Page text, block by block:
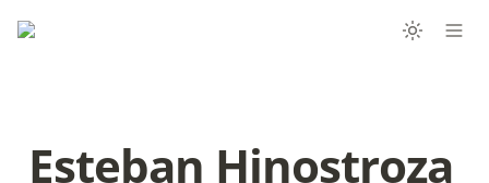
Esteban Hinostroza